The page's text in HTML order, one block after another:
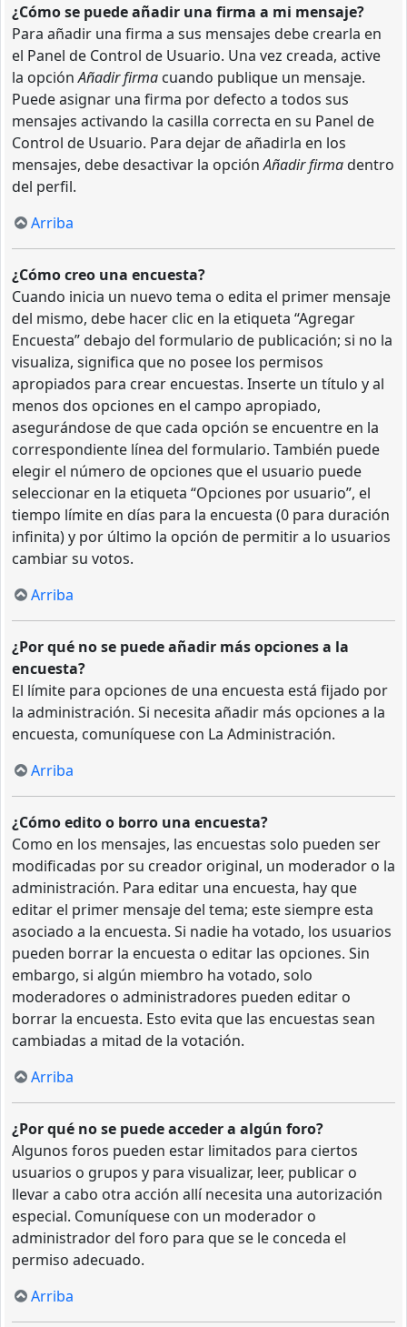
¿Cómo se puede añadir una firma a mi mensaje?
Para añadir una firma a sus mensajes debe crearla en
el Panel de Control de Usuario. Una vez creada, active
la opciónAñadir firma cuando publique un mensaje.
Puede asignar una firma por defecto a todos sus
mensajes activando la casilla correcta en su Panel de
Control de Usuario. Para dejar de añadirla en los
mensajes, debe desactivar la opciónAñadir firmadentro
del perfil.
Arriba
¿Cómo creo una encuesta?
Cuando inicia un nuevo tema o edita el primer mensaje
del mismo, debe hacer clic en la etiqueta “Agregar
Encuesta” debajo del formulario de publicación; si no la
visualiza, significa que no posee los permisos
apropiados para crear encuestas. Inserte un título y al
menos dos opciones en el campo apropiado,
asegurándose de que cada opción se encuentre en la
correspondiente línea del formulario. También puede
elegir el número de opciones que el usuario puede
seleccionar en la etiqueta “Opciones por usuario”, el
tiempo límite en días para la encuesta (0 para duración
infinita) y por último la opción de permitir a lo usuarios
cambiar su votos.
Arriba
¿Por qué no se puede añadir más opciones a la
encuesta?
El límite para opciones de una encuesta está fijado por
la administración. Si necesita añadir más opciones a la
encuesta, comuníquese con La Administración.
Arriba
¿Cómo edito o borro una encuesta?
Como en los mensajes, las encuestas solo pueden ser
modificadas por su creador original, un moderador o la
administración. Para editar una encuesta, hay que
editar el primer mensaje del tema; este siempre esta
asociado a la encuesta. Si nadie ha votado, los usuarios
pueden borrar la encuesta o editar las opciones. Sin
embargo, si algún miembro ha votado, solo
moderadores o administradores pueden editar o
borrar la encuesta. Esto evita que las encuestas sean
cambiadas a mitad de la votación.
Arriba
¿Por qué no se puede acceder a algún foro?
Algunos foros pueden estar limitados para ciertos
usuarios o grupos y para visualizar, leer, publicar o
llevar a cabo otra acción allí necesita una autorización
especial. Comuníquese con un moderador o
administrador del foro para que se le conceda el
permiso adecuado.
Arriba